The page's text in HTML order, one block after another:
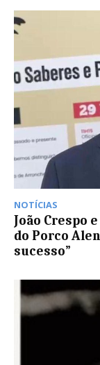
NOTÍCIAS
João Crespo
do Porco
sucesso”